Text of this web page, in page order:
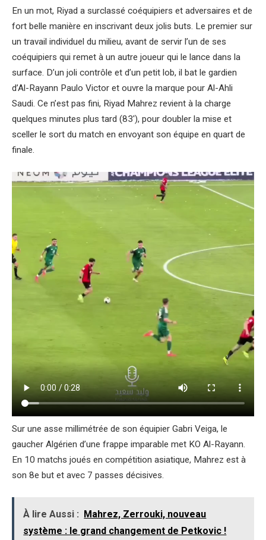
En un mot, Riyad a surclassé coéquipiers et adversaires et de
fort belle manière en inscrivant deux jolis buts. Le premier sur
un travail individuel du milieu, avant de servir l’un de ses
coéquipiers qui remet à un autre joueur qui le lance dans la
surface. D’un joli contrôle et d’un petit lob, il bat le gardien
d’Al-Rayann Paulo Victor et ouvre la marque pour Al-Ahli
Saudi. Ce n’est pas fini, Riyad Mahrez revient à la charge
quelques minutes plus tard (83′), pour doubler la mise et
sceller le sort du match en envoyant son équipe en quart de
finale.
Sur une asse millimétrée de son équipier Gabri Veiga, le
gaucher Algérien d’une frappe imparable met KO Al-Rayann.
En 10 matchs joués en compétition asiatique, Mahrez est à
son 8e but et avec 7 passes décisives.
À lire Aussi :
Mahrez, Zerrouki, nouveau
système : le grand changement de Petkovic !